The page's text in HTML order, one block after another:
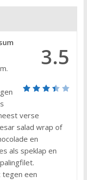
3.5
verse
salad wrap of
en
als speklap en
tegen een